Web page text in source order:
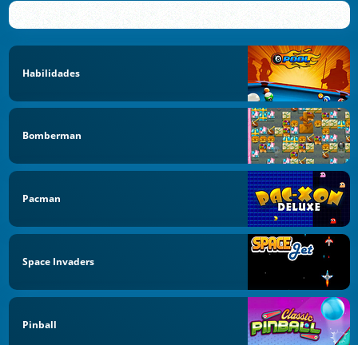
Habilidades
Bomberman
Pacman
Space Invaders
Pinball